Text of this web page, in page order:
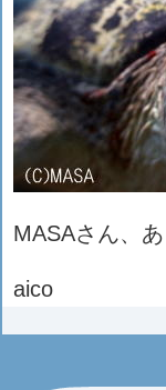
MASAさん、
aico